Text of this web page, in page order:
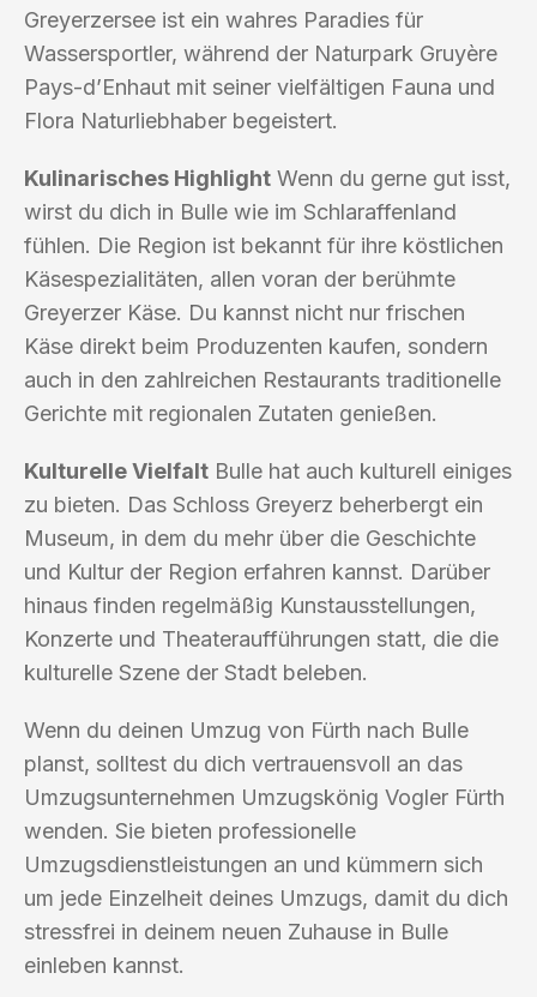
Greyerzersee ist ein wahres Paradies für
Wassersportler, während der Naturpark Gruyère
Pays-d’Enhaut mit seiner vielfältigen Fauna und
Flora Naturliebhaber begeistert.
Kulinarisches Highlight Wenn du gerne gut isst,
wirst du dich in Bulle wie im Schlaraffenland
fühlen. Die Region ist bekannt für ihre köstlichen
Käsespezialitäten, allen voran der berühmte
Greyerzer Käse. Du kannst nicht nur frischen
Käse direkt beim Produzenten kaufen, sondern
auch in den zahlreichen Restaurants traditionelle
Gerichte mit regionalen Zutaten genießen.
Kulturelle Vielfalt Bulle hat auch kulturell einiges
zu bieten. Das Schloss Greyerz beherbergt ein
Museum, in dem du mehr über die Geschichte
und Kultur der Region erfahren kannst. Darüber
hinaus finden regelmäßig Kunstausstellungen,
Konzerte und Theateraufführungen statt, die die
kulturelle Szene der Stadt beleben.
Wenn du deinen Umzug von Fürth nach Bulle
planst, solltest du dich vertrauensvoll an das
Umzugsunternehmen Umzugskönig Vogler Fürth
wenden. Sie bieten professionelle
Umzugsdienstleistungen an und kümmern sich
um jede Einzelheit deines Umzugs, damit du dich
stressfrei in deinem neuen Zuhause in Bulle
einleben kannst.